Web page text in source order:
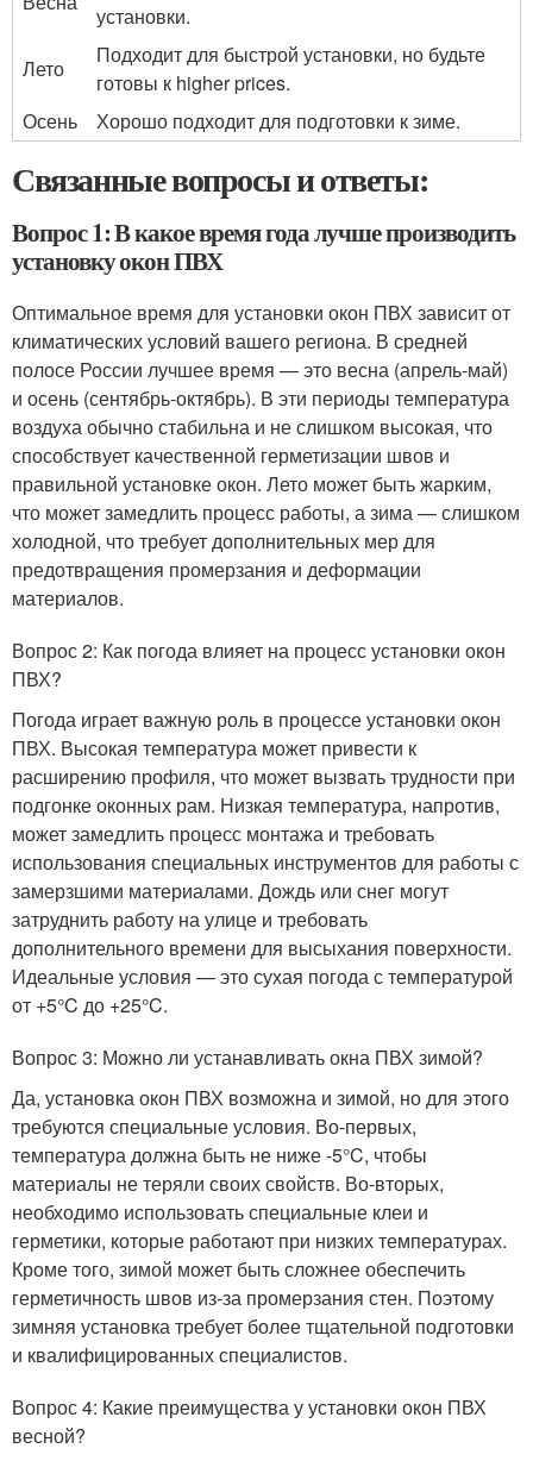
установки.
Лето
Подходит для быстрой установки, но будьте
готовы к higher prices.
Осень
Хорошо подходит для подготовки к зиме.
Связанные вопросы и ответы:
Вопрос 1: В какое время года лучше производить
установку окон ПВХ
Оптимальное время для установки окон ПВХ зависит от
климатических условий вашего региона. В средней
полосе России лучшее время — это весна (апрель-май)
и осень (сентябрь-октябрь). В эти периоды температура
воздуха обычно стабильна и не слишком высокая, что
способствует качественной герметизации швов и
правильной установке окон. Лето может быть жарким,
что может замедлить процесс работы, а зима — слишком
холодной, что требует дополнительных мер для
предотвращения промерзания и деформации
материалов.
Вопрос 2: Как погода влияет на процесс установки окон
ПВХ?
Погода играет важную роль в процессе установки окон
ПВХ. Высокая температура может привести к
расширению профиля, что может вызвать трудности при
подгонке оконных рам. Низкая температура, напротив,
может замедлить процесс монтажа и требовать
использования специальных инструментов для работы с
замерзшими материалами. Дождь или снег могут
затруднить работу на улице и требовать
дополнительного времени для высыхания поверхности.
Идеальные условия — это сухая погода с температурой
от +5°C до +25°C.
Вопрос 3: Можно ли устанавливать окна ПВХ зимой?
Да, установка окон ПВХ возможна и зимой, но для этого
требуются специальные условия. Во-первых,
температура должна быть не ниже -5°C, чтобы
материалы не теряли своих свойств. Во-вторых,
необходимо использовать специальные клеи и
герметики, которые работают при низких температурах.
Кроме того, зимой может быть сложнее обеспечить
герметичность швов из-за промерзания стен. Поэтому
зимняя установка требует более тщательной подготовки
и квалифицированных специалистов.
Вопрос 4: Какие преимущества у установки окон ПВХ
весной?